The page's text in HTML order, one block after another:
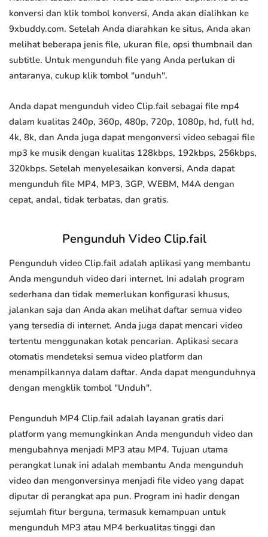
konversi dan klik tombol konversi, Anda akan dialihkan ke
9xbuddy.com. Setelah Anda diarahkan ke situs, Anda akan
melihat beberapa jenis file, ukuran file, opsi thumbnail dan
subtitle. Untuk mengunduh file yang Anda perlukan di
antaranya, cukup klik tombol "unduh".
Anda dapat mengunduh video Clip.fail sebagai file mp4
dalam kualitas 240p, 360p, 480p, 720p, 1080p, hd, full hd,
4k, 8k, dan Anda juga dapat mengonversi video sebagai file
mp3 ke musik dengan kualitas 128kbps, 192kbps, 256kbps,
320kbps. Setelah menyelesaikan konversi, Anda dapat
mengunduh file MP4, MP3, 3GP, WEBM, M4A dengan
cepat, andal, tidak terbatas, dan gratis.
Pengunduh Video Clip.fail
Pengunduh video Clip.fail adalah aplikasi yang membantu
Anda mengunduh video dari internet. Ini adalah program
sederhana dan tidak memerlukan konfigurasi khusus,
jalankan saja dan Anda akan melihat daftar semua video
yang tersedia di internet. Anda juga dapat mencari video
tertentu menggunakan kotak pencarian. Aplikasi secara
otomatis mendeteksi semua video platform dan
menampilkannya dalam daftar. Anda dapat mengunduhnya
dengan mengklik tombol "Unduh".
Pengunduh MP4 Clip.fail adalah layanan gratis dari
platform yang memungkinkan Anda mengunduh video dan
mengubahnya menjadi MP3 atau MP4. Tujuan utama
perangkat lunak ini adalah membantu Anda mengunduh
video dan mengonversinya menjadi file video yang dapat
diputar di perangkat apa pun. Program ini hadir dengan
sejumlah fitur berguna, termasuk kemampuan untuk
mengunduh MP3 atau MP4 berkualitas tinggi dan